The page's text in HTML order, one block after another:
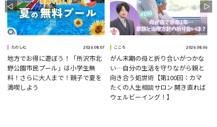
たのしむ 2026.08.07
地方でお得に遊ぼう！「所沢市北
野公園市民プール」は小学生無
料！さらに大人まで！親子で夏を
満喫しよう
こころ 2026.08.06
がん末期の母と折り合いがつかな
い…自分の生活を守りながら親と
向き合う処世術【第100回：カマ
たくの人生相談サロン 開き直れば
ウェルビーイング！】